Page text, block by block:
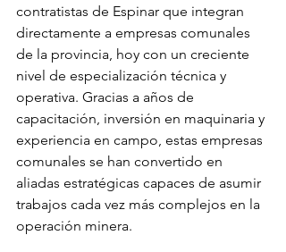
contratistas de Espinar que integran
directamente a empresas comunales
de la provincia, hoy con un creciente
nivel de especialización técnica y
operativa. Gracias a años de
capacitación, inversión en maquinaria y
experiencia en campo, estas empresas
comunales se han convertido en
aliadas estratégicas capaces de asumir
trabajos cada vez más complejos en la
operación minera.